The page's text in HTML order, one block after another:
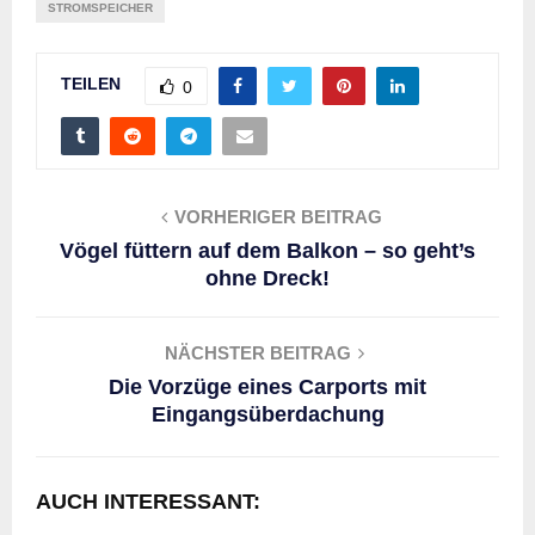
STROMSPEICHER
TEILEN 0
VORHERIGER BEITRAG
Vögel füttern auf dem Balkon – so geht’s
ohne Dreck!
NÄCHSTER BEITRAG
Die Vorzüge eines Carports mit
Eingangsüberdachung
AUCH INTERESSANT: